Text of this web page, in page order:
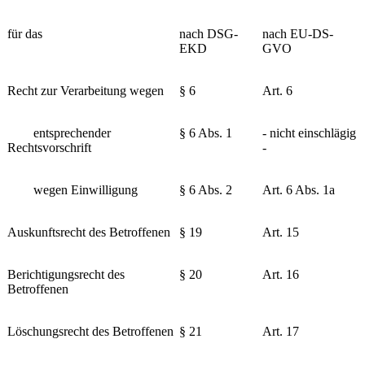
für das
nach DSG-
EKD
nach EU-DS-
GVO
Recht zur Verarbeitung wegen § 6 Art. 6
entsprechender
Rechtsvorschrift
§ 6 Abs. 1
- nicht einschlägig
-
wegen Einwilligung § 6 Abs. 2 Art. 6 Abs. 1a
Auskunftsrecht des Betroffenen § 19 Art. 15
Berichtigungsrecht des
Betroffenen
§ 20 Art. 16
Löschungsrecht des Betroffenen § 21 Art. 17